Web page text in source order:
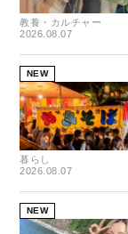
教養・カルチャー
2026.08.07
NEW
暮らし
2026.08.07
NEW